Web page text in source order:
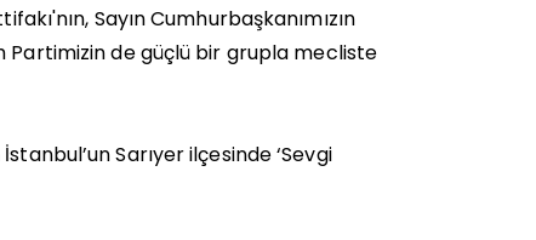
Sayın Cumhurbaşkanımızın
Partimizin de güçlü bir grupla mecliste
Sarıyer ilçesinde ‘Sevgi